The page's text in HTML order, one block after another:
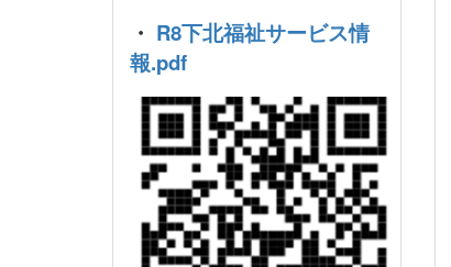
・ R8下北福祉サービス情
報.pdf